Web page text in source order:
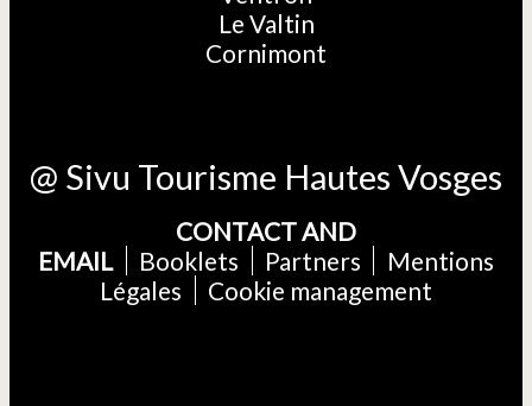
Le Valtin
Cornimont
@ Sivu Tourisme Hautes Vosges
CONTACT AND
EMAIL
Booklets Partners
Mentions
Légales
Cookie management